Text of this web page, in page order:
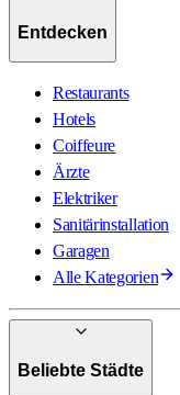
Entdecken
Restaurants
Hotels
Coiffeure
Ärzte
Elektriker
Sanitärinstallation
Garagen
Alle Kategorien
Beliebte Städte